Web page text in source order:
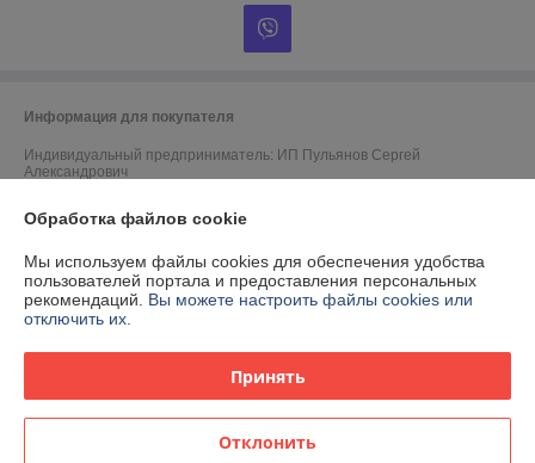
Информация для покупателя
Индивидуальный предприниматель: ИП Пульянов Сергей
Александрович
Регистрационный номер ЕГР: 692200043
УНП: 692200043
Регистрационный орган: Минский райисполком
Местонахождение книги жалоб и предложений: с/с Боровлянский,р-н
д.Боровая д. 7
Обработка файлов cookie
Мы используем файлы cookies для обеспечения удобства
пользователей портала и предоставления персональных
рекомендаций. Вы можете настроить файлы cookies или
отключить их.
Принять
Отклонить